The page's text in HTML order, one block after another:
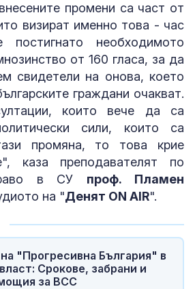
промени са част от
визират именно това - час
необходимото
от 160 гласа, за да
свидетели на онова, което
граждани очакват.
които вече да са
сили, които са
промяна, то това крие
каза преподавателят по
в СУ проф. Пламен
на "Денят ON AIR".
"Прогресивна България" в
Срокове, забрани и
за ВСС